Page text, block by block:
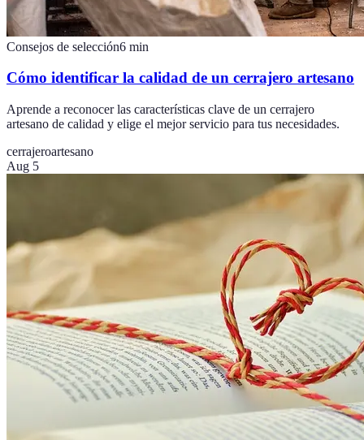
Consejos de selección6 min
Cómo identificar la calidad de un cerrajero artesano
Aprende a reconocer las características clave de un cerrajero
artesano de calidad y elige el mejor servicio para tus necesidades.
cerrajeroartesano
Aug 5